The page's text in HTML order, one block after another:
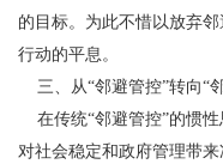
的目标。为此不惜以放弃
行动的平息。
三、从“邻避管控”转向“
在传统“邻避管控”的惯性
对社会稳定和政府管理带